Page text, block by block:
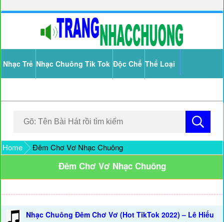
Nhạc Trẻ Nhạc Chuông Tik Tok Độc Chế Thể Loại
Home Đêm Chơ Vơ Nhạc Chuông
Đêm Chơ Vơ Nhạc Chuông
Nhạc Chuông Đêm Chơ Vơ (Hot TikTok 2022) – Lê Hiếu